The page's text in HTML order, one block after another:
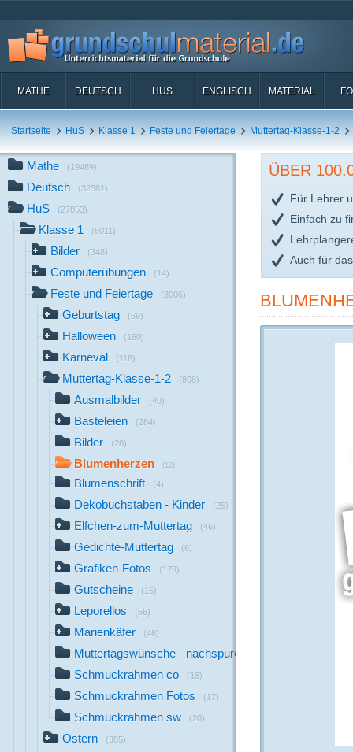
MATHE DEUTSCH HUS ENGLISCH MATERIAL
Startseite HuS Klasse 1 Feste und Feiertage Muttertag-Klasse-1-2
Mathe (19489)
Deutsch (32381)
HuS (27853)
Klasse 1 (6011)
Bilder (348)
Computerübungen (14)
Feste und Feiertage (3006)
Geburtstag (69)
Halloween (160)
Karneval (116)
Muttertag-Klasse-1-2 (808)
Ausmalbilder (40)
Basteleien (284)
Bilder (28)
Blumenherzen (12)
Blumenschrift (4)
Dekobuchstaben - Kinder (25)
Elfchen-zum-Muttertag (46)
Gedichte-Muttertag (6)
Grafiken-Fotos (179)
Gutscheine (15)
Leporellos (56)
Marienkäfer (46)
Muttertagswünsche - nachspuren
Schmuckrahmen co (18)
Schmuckrahmen Fotos (17)
Schmuckrahmen sw (20)
Ostern (385)
ÜBER
Für Lehrer
Einfach zu
Auch für